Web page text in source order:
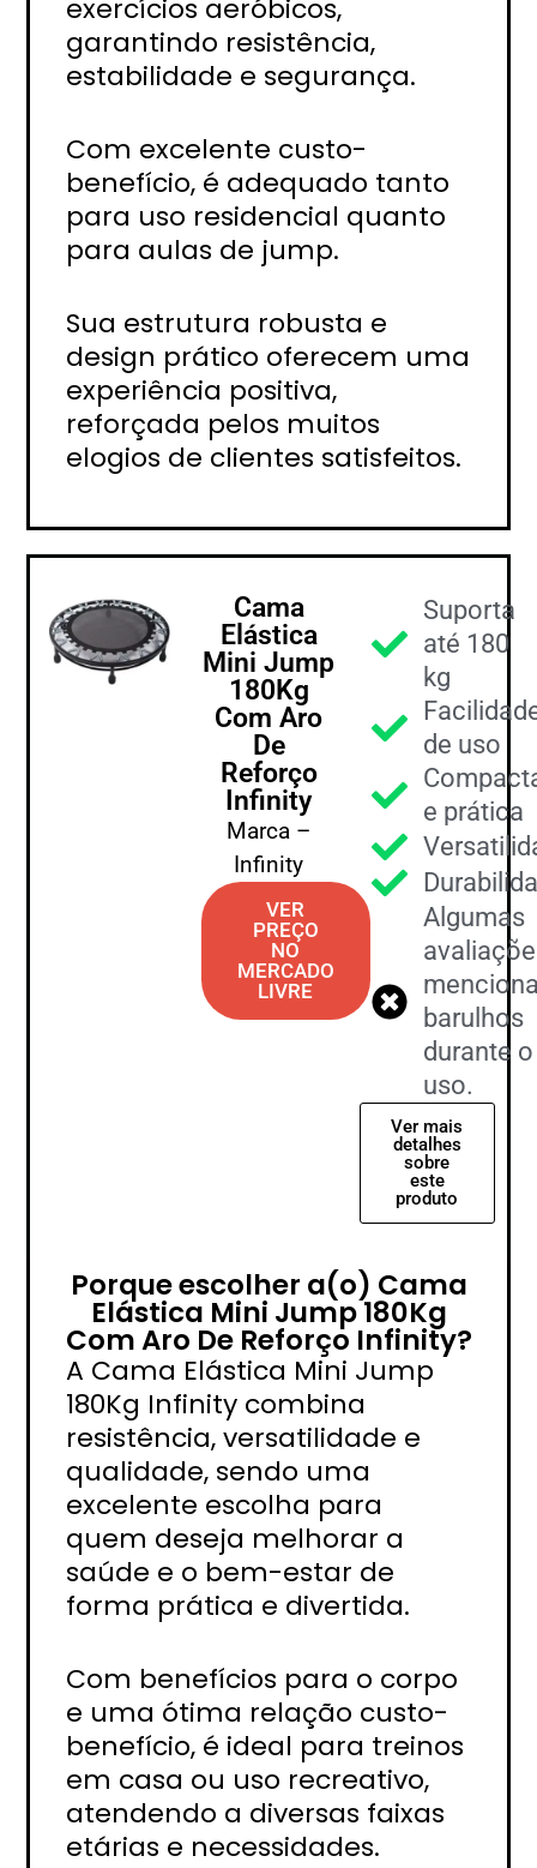
exercícios aeróbicos,
garantindo resistência,
estabilidade e segurança.
Com excelente custo-
benefício, é adequado tanto
para uso residencial quanto
para aulas de jump.
Sua estrutura robusta e
design prático oferecem uma
experiência positiva,
reforçada pelos muitos
elogios de clientes satisfeitos.
Cama
Elástica
Mini Jump
180Kg
Com Aro
De
Reforço
Infinity
Marca –
Infinity
VER
PREÇO
NO
MERCADO
LIVRE
Suporta
até 180
kg
de uso
e prática
Algumas
barulhos
durante o
uso.
Ver mais
detalhes
sobre
este
produto
Porque escolher a(o) Cama
Elástica Mini Jump 180Kg
Com Aro De Reforço Infinity?
A Cama Elástica Mini Jump
180Kg Infinity combina
resistência, versatilidade e
qualidade, sendo uma
excelente escolha para
quem deseja melhorar a
saúde e o bem-estar de
forma prática e divertida.
Com benefícios para o corpo
e uma ótima relação custo-
benefício, é ideal para treinos
em casa ou uso recreativo,
atendendo a diversas faixas
etárias e necessidades.